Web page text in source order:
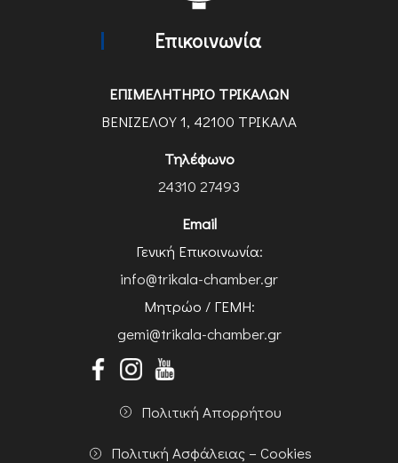
Επικοινωνία
ΕΠΙΜΕΛΗΤΗΡΙΟ ΤΡΙΚΑΛΩΝ
ΒΕΝΙΖΕΛΟΥ 1, 42100 ΤΡΙΚΑΛΑ
Τηλέφωνο
24310 27493
Email
Γενική Επικοινωνία:
info@trikala-chamber.gr
Μητρώο / ΓΕΜΗ:
gemi@trikala-chamber.gr
Πολιτική Απορρήτου
Πολιτική Ασφάλειας – Cookies